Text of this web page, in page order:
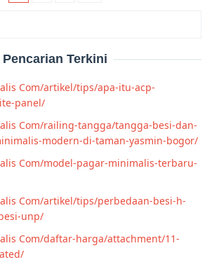
Pencarian Terkini
Com/artikel/tips/apa-itu-acp-
panel/
Com/railing-tangga/tangga-besi-dan-
modern-di-taman-yasmin-bogor/
Com/model-pagar-minimalis-terbaru-
Com/artikel/tips/perbedaan-besi-h-
unp/
Com/daftar-harga/attachment/11-